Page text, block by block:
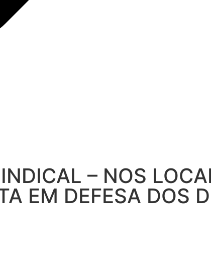
– NOS
EM DEFESA DOS